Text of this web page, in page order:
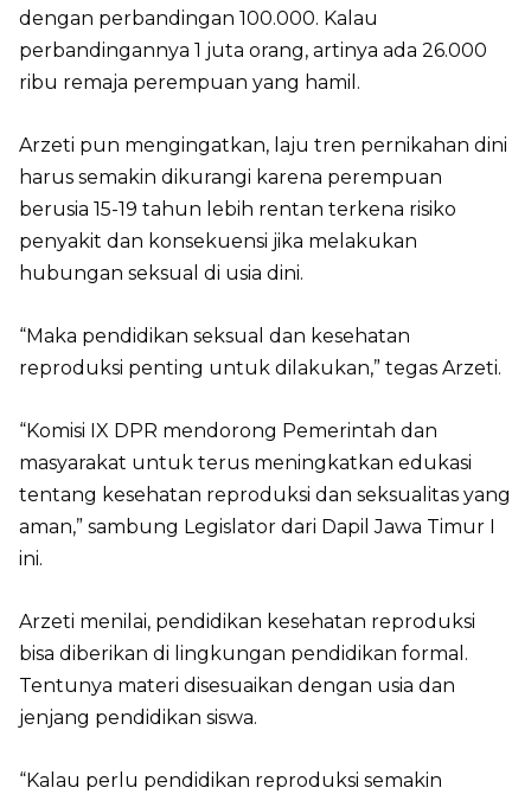
dengan perbandingan 100.000. Kalau
perbandingannya 1 juta orang, artinya ada 26.000
ribu remaja perempuan yang hamil.
Arzeti pun mengingatkan, laju tren pernikahan dini
harus semakin dikurangi karena perempuan
berusia 15-19 tahun lebih rentan terkena risiko
penyakit dan konsekuensi jika melakukan
hubungan seksual di usia dini.
“Maka pendidikan seksual dan kesehatan
reproduksi penting untuk dilakukan,” tegas Arzeti.
“Komisi IX DPR mendorong Pemerintah dan
masyarakat untuk terus meningkatkan edukasi
tentang kesehatan reproduksi dan seksualitas yang
aman,” sambung Legislator dari Dapil Jawa Timur I
ini.
Arzeti menilai, pendidikan kesehatan reproduksi
bisa diberikan di lingkungan pendidikan formal.
Tentunya materi disesuaikan dengan usia dan
jenjang pendidikan siswa.
“Kalau perlu pendidikan reproduksi semakin